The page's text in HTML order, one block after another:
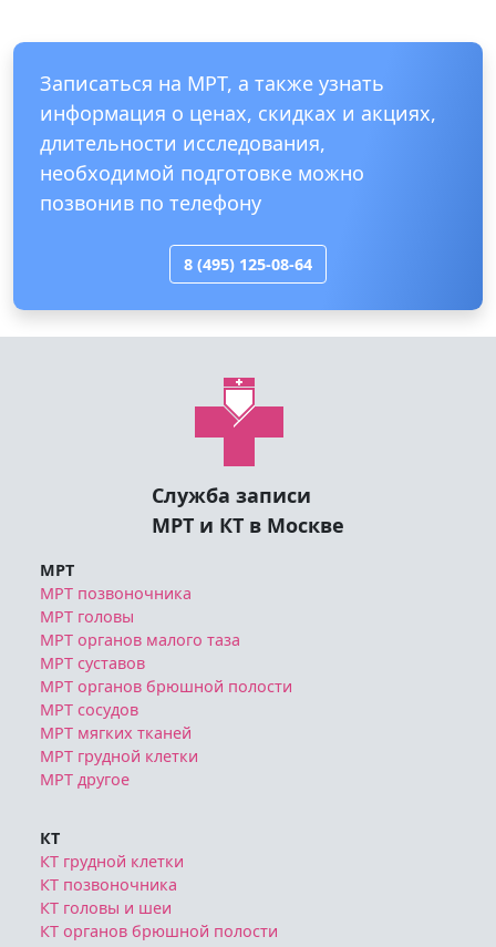
Записаться на МРТ, а также узнать
информация о ценах, скидках и акциях,
длительности исследования,
необходимой подготовке можно
позвонив по телефону
8 (495) 125-08-64
Служба записи
МРТ и КТ в Москве
МРТ
МРТ позвоночника
МРТ головы
МРТ органов малого таза
МРТ суставов
МРТ органов брюшной полости
МРТ сосудов
МРТ мягких тканей
МРТ грудной клетки
МРТ другое
КТ
КТ грудной клетки
КТ позвоночника
КТ головы и шеи
КТ органов брюшной полости